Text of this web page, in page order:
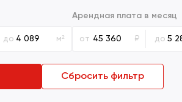
до м²
Арендная плата в месяц
от ₽ до
Сбросить фильтр